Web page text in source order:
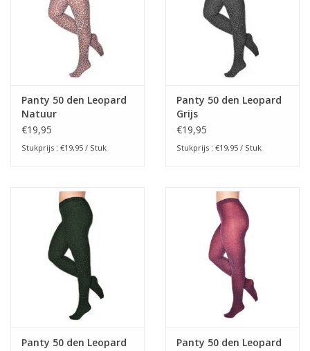
Panty 50 den Leopard
Natuur
€19,95
Stukprijs : €19,95 / Stuk
Panty 50 den Leopard
Grijs
€19,95
Stukprijs : €19,95 / Stuk
Panty 50 den Leopard
Panty 50 den Leopard